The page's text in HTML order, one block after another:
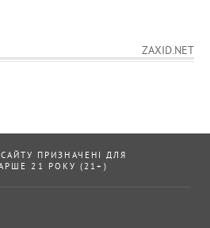
ZAXID.NET
ПРИЗНАЧЕНІ ДЛЯ
21 РОКУ (21+)